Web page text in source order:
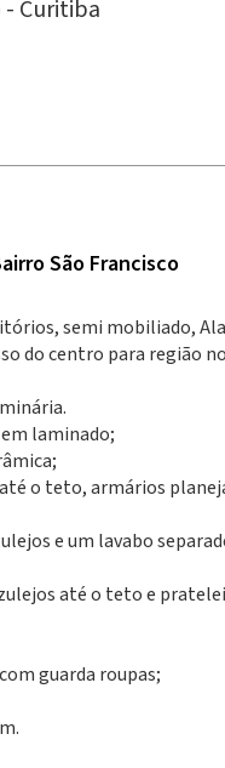
- Curitiba
São Francisco
semi mobiliado,
do centro para região
laminado;
o teto, armários
e um lavabo
até o teto e
guarda roupas;